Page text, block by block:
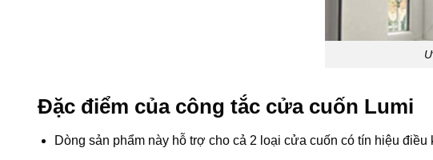
Đặc điểm của công tắc cửa cuốn Lumi
Dòng sản phẩm này hỗ trợ cho cả 2 loại cửa cuốn có tín hiệu điều